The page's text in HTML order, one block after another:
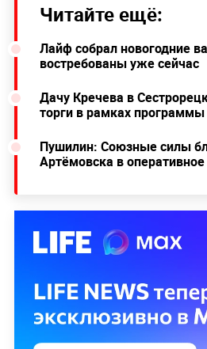
Читайте ещё:
Лайф собрал новогодние
востребованы уже сейчас
Дачу Кречева в
торги в рамках
Пушилин: Союзные силы
Артёмовска в